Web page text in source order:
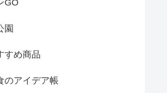
GO
園
すめ商品
のアイデア帳